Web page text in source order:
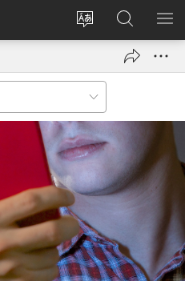
Oldal
nyelvének
megváltoztatása
Bejelentkezés
(opens
Keresés
a jw.org
honlapon